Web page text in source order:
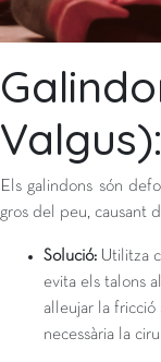
Valgus):
Els galindons són
gros del peu, causant
Solució: Utilitza
evita els talons
alleujar la fricció
necessària la